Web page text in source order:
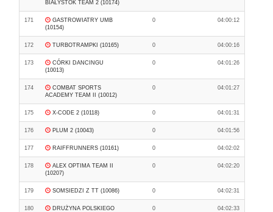
BIAŁYSTOK TEAM 2 (10174)
171
GASTROWIATRY UMB
(10154)
0 04:00:12
172 TURBOTRAMPKI (10165) 0 04:00:16
173
CÓRKI DANCINGU
(10013)
0 04:01:26
174
COMBAT SPORTS
ACADEMY TEAM II (10012)
0 04:01:27
175 X-CODE 2 (10118) 0 04:01:31
176 PLUM 2 (10043) 0 04:01:56
177 RAIFFRUNNERS (10161) 0 04:02:02
178
ALEX OPTIMA TEAM II
(10207)
0 04:02:20
179 SOMSIEDZI Z TT (10086) 0 04:02:31
180
DRUŻYNA POLSKIEGO
0 04:02:33